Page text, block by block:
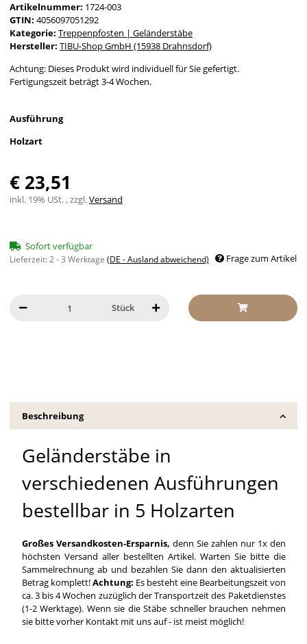
Artikelnummer: 1724-003
GTIN: 4056097051292
Kategorie: Treppenpfosten | Geländerstäbe
Hersteller: TIBU-Shop GmbH (15938 Drahnsdorf)
Achtung: Dieses Produkt wird individuell für Sie gefertigt.
Fertigungszeit beträgt 3-4 Wochen.
Ausführung
Holzart
€ 23,51
inkl. 19% USt. , zzgl.Versand
Sofort verfügbar
Lieferzeit:2 - 3 Werktage (DE - Ausland abweichend) Frage zum Artikel
Stück
Beschreibung
Geländerstäbe in
verschiedenen Ausführungen
bestellbar in 5 Holzarten
Großes Versandkosten-Ersparnis, denn Sie zahlen nur 1x den
höchsten Versand aller bestellten Artikel. Warten Sie bitte die
Sammelrechnung ab und bezahlen Sie dann den aktualisierten
Betrag komplett!Achtung: Es besteht eine Bearbeitungszeit von
ca. 3 bis 4 Wochen zuzüglich der Transportzeit des Paketdienstes
(1-2 Werktage). Wenn sie die Stäbe schneller brauchen nehmen
sie bitte vorher Kontakt mit uns auf - ist meist möglich!